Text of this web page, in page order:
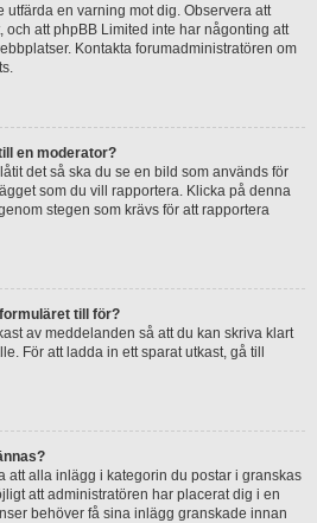
utfärda en varning mot dig. Observera att
att phpBB Limited inte har någonting att
Kontakta forumadministratören om
en moderator?
det så ska du se en bild som används för
som du vill rapportera. Klicka på denna
stegen som krävs för att rapportera
till för?
av meddelanden så att du kan skriva klart
För att ladda in ett sparat utkast, gå till
att alla inlägg i kategorin du postar i granskas
att administratören har placerat dig i en
behöver få sina inlägg granskade innan